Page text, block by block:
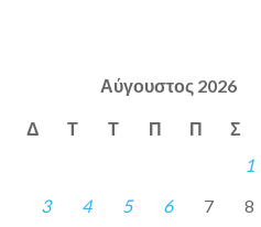
Αύγουστος 2026
Δ Τ Τ Π Π Σ
1
3
4 5 6 7 8